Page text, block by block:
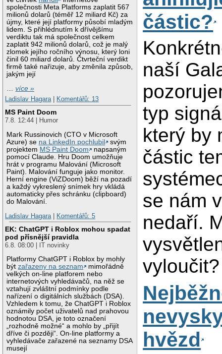
společnosti Meta Platforms zaplatit 567
milionů dolarů (téměř 12 miliard Kč) za
újmy, které její platformy působí mladým
lidem. S přihlédnutím k dřívějšímu
verdiktu tak má společnost celkem
zaplatit 942 milionů dolarů, což je malý
zlomek jejího ročního výnosu, který loni
činil 60 miliard dolarů. Čtvrteční verdikt
firmě také nařizuje, aby změnila způsob,
jakým její
…více »
Ladislav Hagara| Komentářů: 13
MS Paint Doom
7.8. 12:44 | Humor
Mark Russinovich (CTO v Microsoft
Azure) se na LinkedIn pochlubil
svým
projektem MS Paint Doom
napsaným
pomocí Claude. Hru Doom umožňuje
hrát v programu Malování (Microsoft
Paint). Malování funguje jako monitor.
Herní engine (ViZDoom) běží na pozadí
a každý vykreslený snímek hry vkládá
automaticky přes schránku (clipboard)
do Malování.
Ladislav Hagara| Komentářů: 5
EK: ChatGPT i Roblox mohou spadat
pod přísnější pravidla
6.8. 08:00 | IT novinky
Platformy ChatGPT i Roblox by mohly
býtzařazeny na seznam
mimořádně
velkých on-line platforem nebo
internetových vyhledávačů, na něž se
vztahují zvláštní podmínky podle
nařízení o digitálních službách (DSA).
Vzhledem k tomu, že ChatGPT i Roblox
oznámily počet uživatelů nad prahovou
hodnotou DSA, je toto označení
„rozhodně možné“ a mohlo by „přijít
dříve či později“. On-line platformy a
vyhledávače zařazené na seznamy DSA
musejí
částic?
naší
typ
který by
částic
se nám
nedaří.
vyloučit?
hvězd